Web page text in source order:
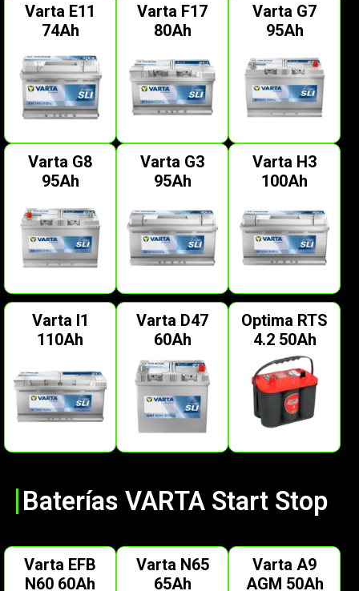
Varta E11
74Ah
Varta F17
80Ah
Varta G7
95Ah
Varta G8
95Ah
Varta G3
95Ah
Varta H3
100Ah
Varta I1
110Ah
Varta D47
60Ah
Optima RTS
4.2 50Ah
Baterías VARTA Start Stop
Varta EFB
N60 60Ah
Varta N65
65Ah
Varta A9
AGM 50Ah